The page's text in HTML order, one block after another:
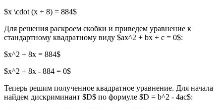
$x \cdot (x + 8) = 884$
Для решения раскроем скобки и приведем уравнение к
стандартному квадратному виду $ax^2 + bx + c = 0$:
$x^2 + 8x = 884$
$x^2 + 8x - 884 = 0$
Теперь решим полученное квадратное уравнение. Для начала
найдем дискриминант $D$ по формуле $D = b^2 - 4ac$: